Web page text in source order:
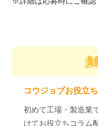
コウジョブお役立
初めて工場・製造業
けてお役立ちコラム